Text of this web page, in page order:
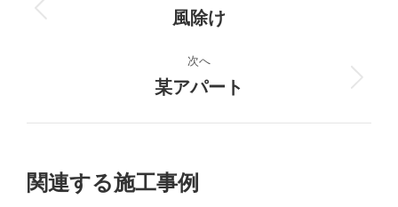
ロ
ト
前
プ
ロ
ェ
ト:
風除け
次へ
次
ジ
ェ
某アパート
関連する施工事例